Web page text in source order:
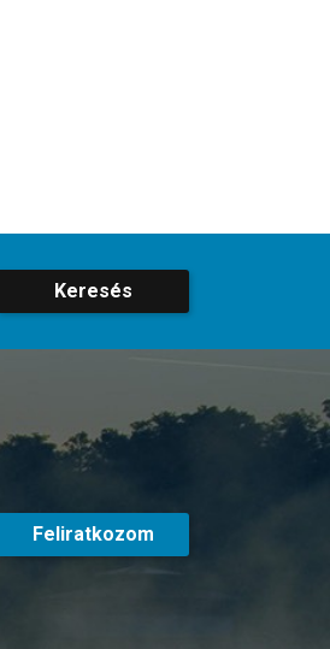
Keresés
Feliratkozom